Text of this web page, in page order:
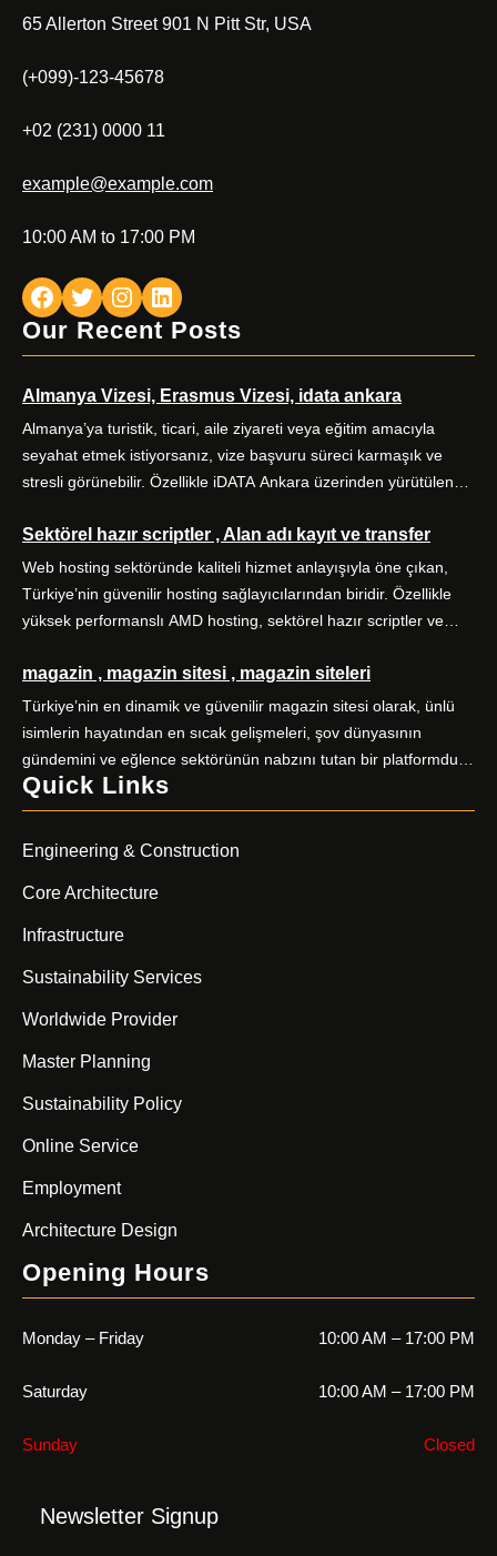
65 Allerton Street 901 N Pitt Str, USA
(+099)-123-45678
+02 (231) 0000 11
example@example.com
10:00 AM to 17:00 PM
Facebook Twitter Instagram LinkedIn
Our Recent Posts
Almanya Vizesi, Erasmus Vizesi, idata ankara
Almanya’ya turistik, ticari, aile ziyareti veya eğitim amacıyla
seyahat etmek istiyorsanız, vize başvuru süreci karmaşık ve
stresli görünebilir. Özellikle iDATA Ankara üzerinden yürütülen
evrak hazırlığı ve zamanında randevu planlaması başarıyı
doğrudan etkiler. Alo Vize Randevu (alovizerandevu ), Ankara
merkezli profesyonel vize danışmanlığı hizmetiyle bu süreci sizin
için kolaylaştırır. […]
Sektörel hazır scriptler , Alan adı kayıt ve transfer
Web hosting sektöründe kaliteli hizmet anlayışıyla öne çıkan,
Türkiye’nin güvenilir hosting sağlayıcılarından biridir. Özellikle
yüksek performanslı AMD hosting, sektörel hazır scriptler ve
sunuyor. Yüksek performanslı AMD hosting paketleri, güçlü AMD
EPYC işlemciler ve NVMe SSD disklerle donatılmış sunucular
üzerine kuruludur. E-ticaret siteleri, kurumsal web siteleri, bloglar
ve yüksek […]
magazin , magazin sitesi , magazin siteleri
Türkiye’nin en dinamik ve güvenilir magazin sitesi olarak, ünlü
isimlerin hayatından en sıcak gelişmeleri, şov dünyasının
gündemini ve eğlence sektörünün nabzını tutan bir platformdur.
Magazin severlerin ilk adresi olan sitemiz, kaliteli içerik üretimiyle
fark yaratıyor. Güncel haberler, özel röportajlar, stil önerileri ve
ünlülerin perde arkası hikayeleriyle sizleri ekrandan
uzaklaştıramayacağınız bir içerik dünyasına davet ediyor.
Magazin […]
Quick Links
Engineering & Construction
Core Architecture
Infrastructure
Sustainability Services
Worldwide Provider
Master Planning
Sustainability Policy
Online Service
Employment
Architecture Design
Opening Hours
Monday – Friday 10:00 AM – 17:00 PM
Saturday 10:00 AM – 17:00 PM
Sunday Closed
Newsletter Signup